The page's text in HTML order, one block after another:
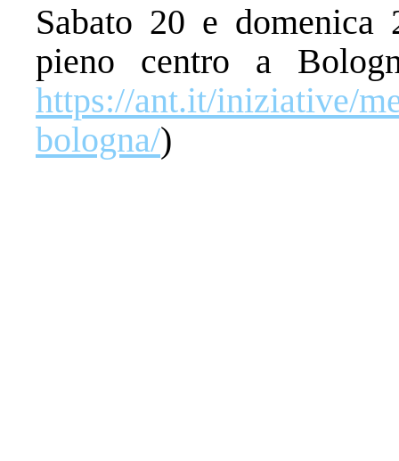
Sabato 20 e
pieno centro a
https://ant.it/iniziative/
bologna/)